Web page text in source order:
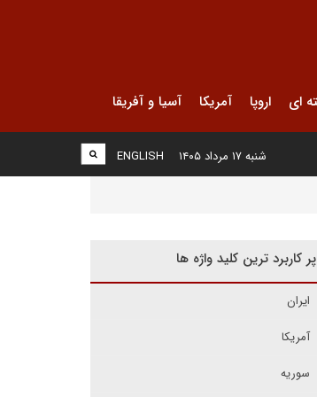
ای اروپا آمریکا آسیا و آفریقا
ENGLISH شنبه ۱۷ مرداد ۱۴۰۵
پر کاربرد ترین کلید واژه ها
ایران
آمریکا
سوریه